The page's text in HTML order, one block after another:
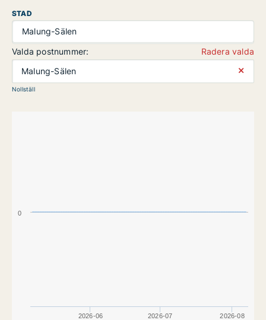
STAD
Malung-Sälen
Valda postnummer:
Radera valda
Malung-Sälen
⨯
Nollställ
2026-06 2026-07 2026-08
0